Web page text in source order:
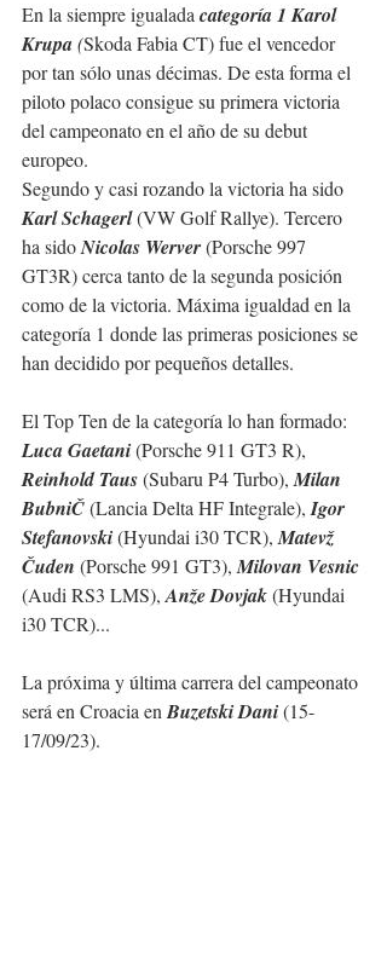
En la siempre igualada categoría 1 Karol
Krupa (Skoda Fabia CT) fue el vencedor
por tan sólo unas décimas. De esta forma el
piloto polaco consigue su primera victoria
del campeonato en el año de su debut
europeo.
Segundo y casi rozando la victoria ha sido
Karl Schagerl (VW Golf Rallye). Tercero
ha sido Nicolas Werver (Porsche 997
GT3R) cerca tanto de la segunda posición
como de la victoria. Máxima igualdad en la
categoría 1 donde las primeras posiciones se
han decidido por pequeños detalles.
El Top Ten de la categoría lo han formado:
Luca Gaetani (Porsche 911 GT3 R),
Reinhold Taus (Subaru P4 Turbo), Milan
BubniČ (Lancia Delta HF Integrale), Igor
Stefanovski (Hyundai i30 TCR), Matevž
Čuden (Porsche 991 GT3), Milovan Vesnic
(Audi RS3 LMS), Anže Dovjak (Hyundai
i30 TCR)...
La próxima y última carrera del campeonato
será en Croacia en Buzetski Dani(15-
17/09/23).